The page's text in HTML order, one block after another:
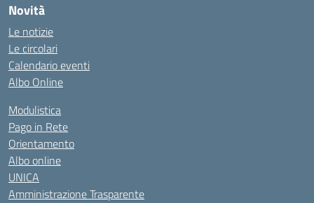
Novità
Le notizie
Le circolari
Calendario eventi
Albo Online
Modulistica
Pago in Rete
Orientamento
Albo online
UNICA
Amministrazione Trasparente